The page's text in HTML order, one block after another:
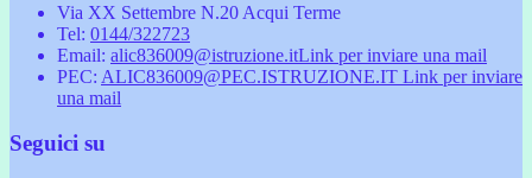
Via XX Settembre N.20 Acqui Terme
Tel: 0144/322723
Email: alic836009@istruzione.itLink per inviare una mail
PEC: ALIC836009@PEC.ISTRUZIONE.IT Link per inviare
una mail
Seguici su